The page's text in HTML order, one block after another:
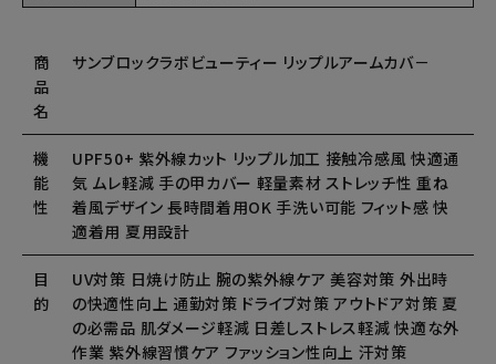
商
品
名
サンブロックラボビューティー リップルアームカバ－
機
能
性
UPF50+ 紫外線カット リップル加工 接触冷感風 快適通
気 ムレ軽減 手の甲カバー 軽量素材 ストレッチ性 重ね
着風デザイン 長時間着用OK 手洗い可能 フィット感 快
適着用 夏用設計
目
的
UV対策 日焼け防止 腕の紫外線ケア 美容対策 外出時
の快適性向上 通勤対策 ドライブ対策 アウトドア対策 夏
の必需品 肌ダメージ軽減 日差しストレス軽減 快適な外
作業 紫外線習慣ケア ファッション性向上 汗対策